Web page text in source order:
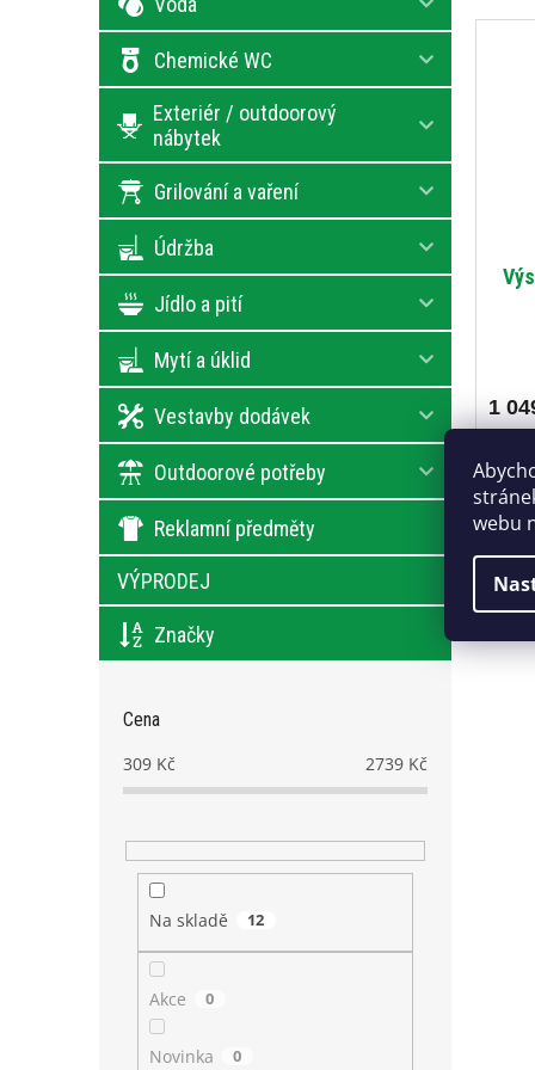
webu
Chemické WC
Exteriér / outdoorový
nábytek
Grilování a vaření
Údržba
Jídlo a pití
Mytí a úklid
Vestavby dodávek
Outdoorové potřeby
Reklamní předměty
VÝPRODEJ
Značky
Cena
309 Kč 2739 Kč
Na skladě 12
Akce 0
Novinka 0
1